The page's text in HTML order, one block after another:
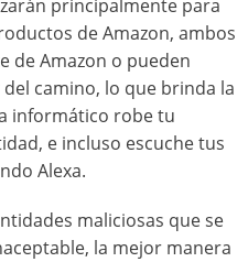
principalmente para
de Amazon, ambos
de Amazon o pueden
camino, lo que brinda la
informático robe tu
e incluso escuche tus
Alexa.
maliciosas que se
la mejor manera